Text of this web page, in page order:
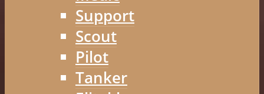
Support
Scout
Pilot
Tanker